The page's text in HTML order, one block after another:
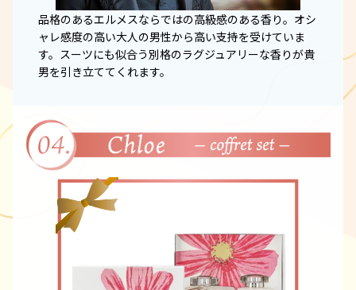
品格のあるエルメスならではの高級感のある香り。オシ
ャレ感度の高い大人の男性から高い支持を受けていま
す。スーツにも似合う別格のラグジュアリーな香りが貴
男を引き立ててくれます。